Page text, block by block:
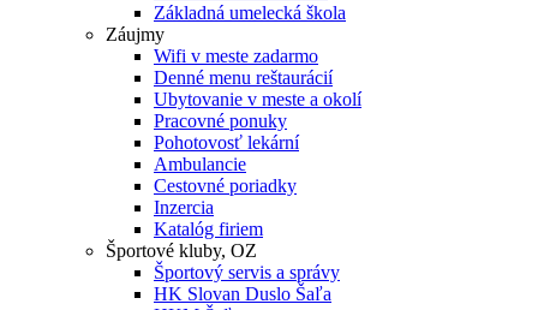
Základná umelecká škola
Záujmy
Wifi v meste zadarmo
Denné menu reštaurácií
Ubytovanie v meste a okolí
Pracovné ponuky
Pohotovosť lekární
Ambulancie
Cestovné poriadky
Inzercia
Katalóg firiem
Športové kluby, OZ
Športový servis a správy
HK Slovan Duslo Šaľa